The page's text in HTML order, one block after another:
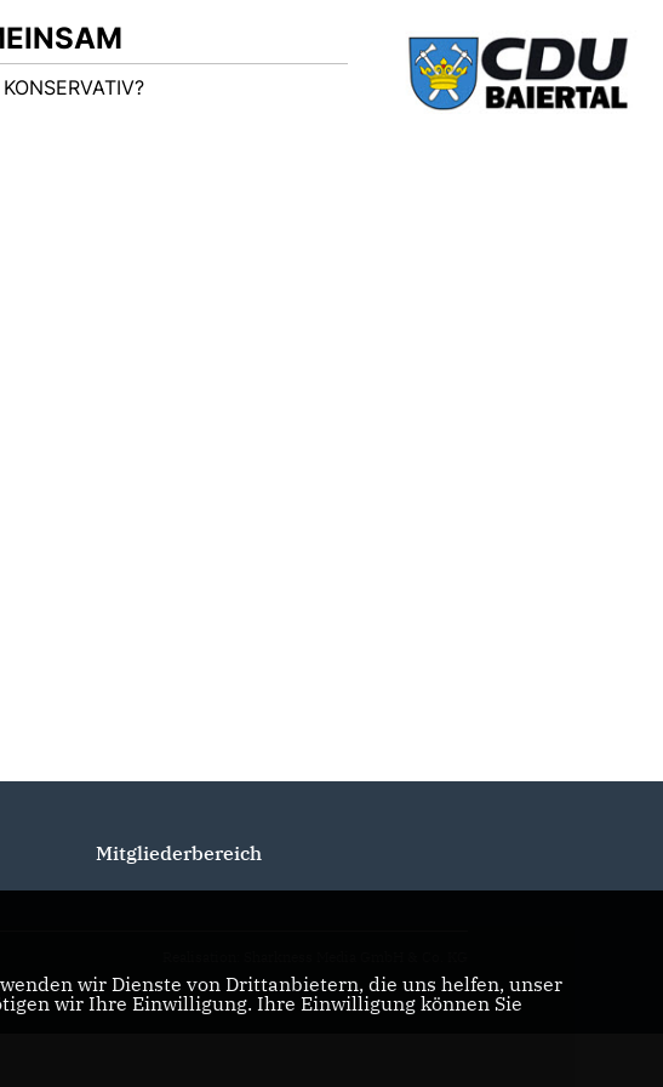
KONSERVATIV?
Mitgliederbereich
wir Dienste von Drittanbietern, die uns helfen, unser
wir Ihre Einwilligung. Ihre Einwilligung können Sie